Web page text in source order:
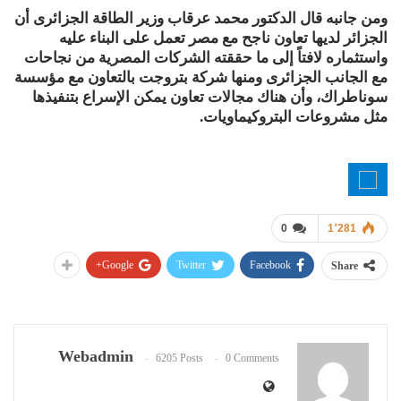
ومن جانبه قال الدكتور محمد عرقاب وزير الطاقة الجزائرى أن
الجزائر لديها تعاون ناجح مع مصر تعمل على البناء عليه
واستثماره لافتاً إلى ما حققته الشركات المصرية من نجاحات
مع الجانب الجزائرى ومنها شركة بتروجت بالتعاون مع مؤسسة
سوناطراك، وأن هناك مجالات تعاون يمكن الإسراع بتنفيذها
مثل مشروعات البتروكيماويات.
0 1٬281
Share
Facebook
Twitter
Google+
Webadmin 6205 Posts 0 Comments